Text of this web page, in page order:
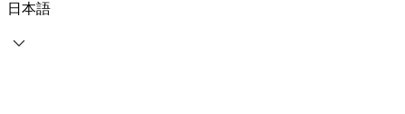
日本語